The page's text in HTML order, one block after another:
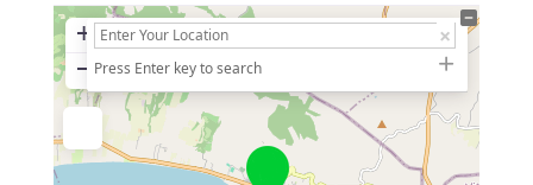
+
− Press Enter key to search